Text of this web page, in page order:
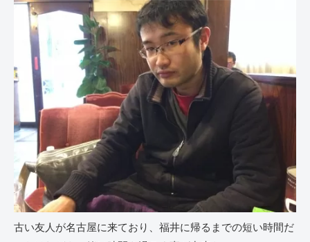
古い友人が名古屋に来ており、福井に帰るまでの短い時間だ